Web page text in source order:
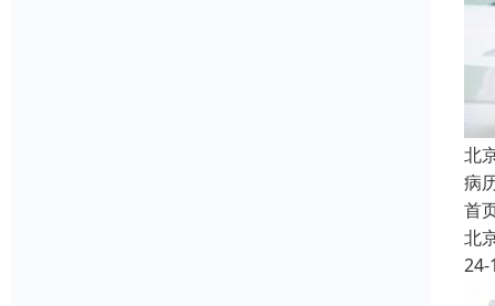
北
病
首
北
24-